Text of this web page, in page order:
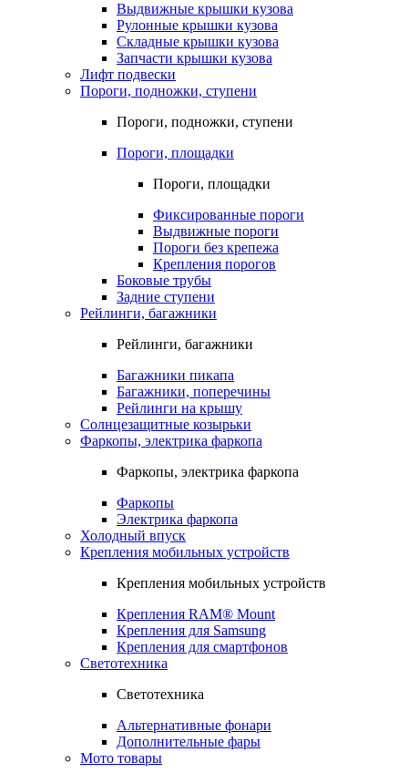
Выдвижные крышки кузова
Рулонные крышки кузова
Складные крышки кузова
Запчасти крышки кузова
Лифт подвески
Пороги, подножки, ступени
Пороги, подножки, ступени
Пороги, площадки
Пороги, площадки
Фиксированные пороги
Выдвижные пороги
Пороги без крепежа
Крепления порогов
Боковые трубы
Задние ступени
Рейлинги, багажники
Рейлинги, багажники
Багажники пикапа
Багажники, поперечины
Рейлинги на крышу
Солнцезащитные козырьки
Фаркопы, электрика фаркопа
Фаркопы, электрика фаркопа
Фаркопы
Электрика фаркопа
Холодный впуск
Крепления мобильных устройств
Крепления мобильных устройств
Крепления RAM® Mount
Крепления для Samsung
Крепления для смартфонов
Светотехника
Светотехника
Альтернативные фонари
Дополнительные фары
Мото товары